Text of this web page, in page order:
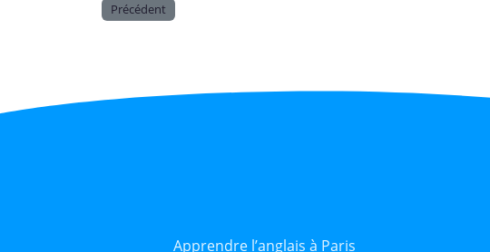
Précédent
Apprendre l’anglais à Paris